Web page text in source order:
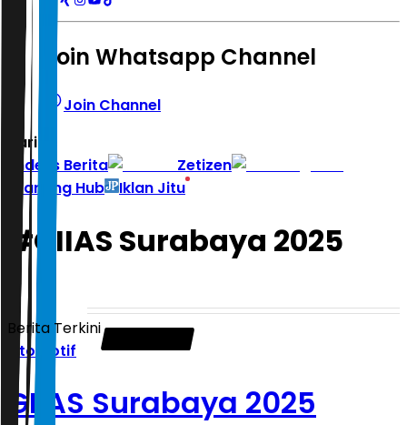
Join Whatsapp Channel
Join Channel
Hari ini
Indeks Berita
Zetizen
Learning Hub
Iklan Jitu
#GIIAS Surabaya 2025
Berita Terkini
Otomotif
GIIAS Surabaya 2025